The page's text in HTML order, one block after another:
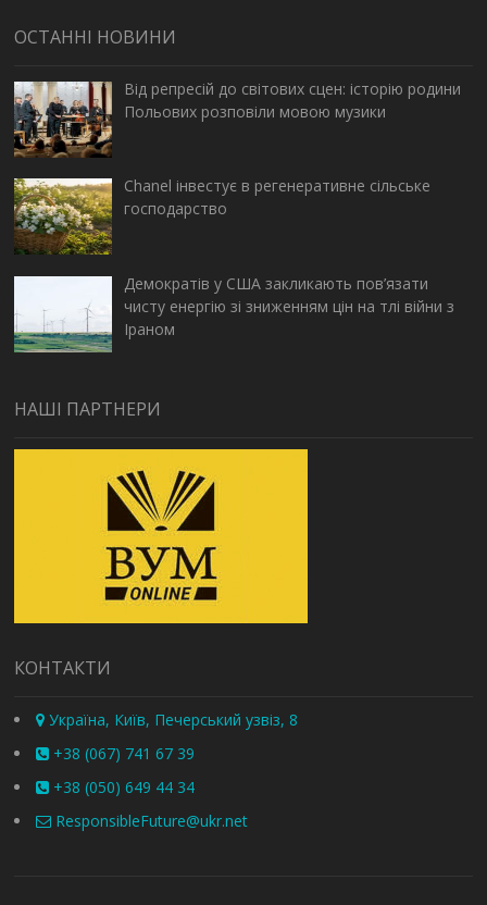
ОСТАННІ НОВИНИ
Від репресій до світових сцен: історію родини
Польових розповіли мовою музики
Chanel інвестує в регенеративне сільське
господарство
Демократів у США закликають пов’язати
чисту енергію зі зниженням цін на тлі війни з
Іраном
НАШІ ПАРТНЕРИ
КОНТАКТИ
Україна, Київ, Печерський узвіз, 8
+38 (067) 741 67 39
+38 (050) 649 44 34
ResponsibleFuture@ukr.net